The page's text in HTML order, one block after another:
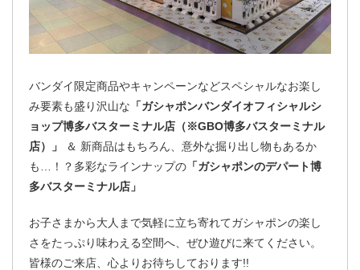
バンダイ限定商品やキャンペーンなどスペシャルなお楽し
み要素も盛り沢山な 「ガシャポンバンダイオフィシャルシ
ョップ博多バスターミナル店（※GBO博多バスターミナル
店）」
＆ 新商品はもちろん、意外な掘り出し物もあるか
も…！？多彩なラインナップの 「ガシャポンのデパート博
多バスターミナル店」
お子さまから大人まで気軽に立ち寄れてガシャポンの楽し
さをたっぷり味わえる空間へ、ぜひ遊びに来てください。
皆様のご来店、心よりお待ちしております!!